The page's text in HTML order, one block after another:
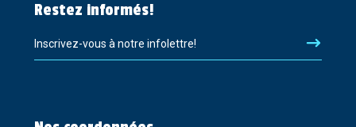
Restez informés!
Inscrivez-vous à notre infolettre!